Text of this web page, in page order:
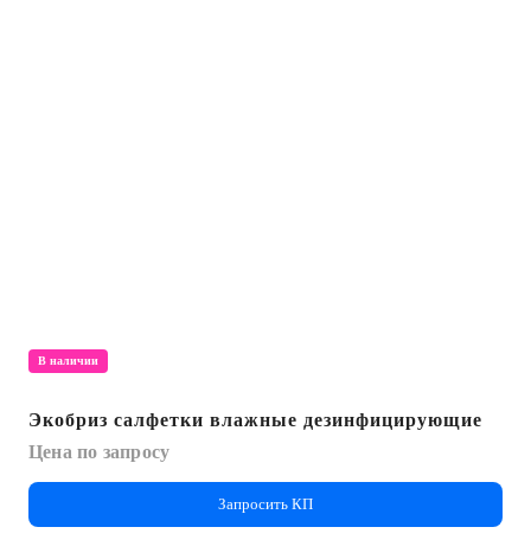
В наличии
Экобриз салфетки влажные дезинфицирующие
Цена по запросу
Запросить КП